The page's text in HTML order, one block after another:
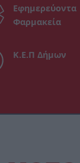
Εφημερεύοντα
Φαρμακεία
Κ.Ε.Π Δήμων